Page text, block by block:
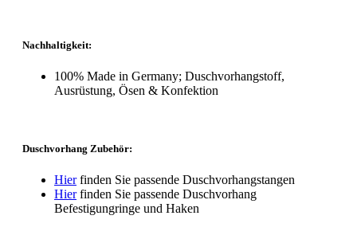
Nachhaltigkeit:
100% Made in Germany; Duschvorhangstoff,
Ausrüstung, Ösen & Konfektion
Duschvorhang Zubehör:
Hierfinden Sie passende Duschvorhangstangen
Hierfinden Sie passende Duschvorhang
Befestigungringe und Haken